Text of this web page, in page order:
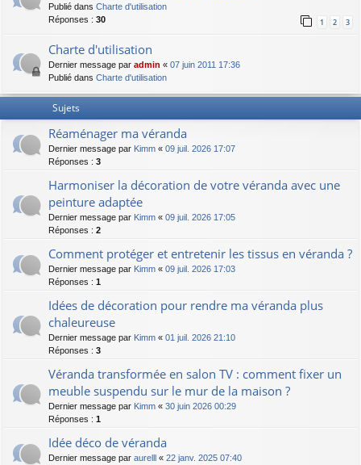
Publié dans Charte d'utilisation
Réponses : 30 1 2 3
Charte d'utilisation
Dernier message par admin « 07 juin 2011 17:36
Publié dans Charte d'utilisation
Sujets
Réaménager ma véranda
Dernier message par Kimm « 09 juil. 2026 17:07
Réponses : 3
Harmoniser la décoration de votre véranda avec une
peinture adaptée
Dernier message par Kimm « 09 juil. 2026 17:05
Réponses : 2
Comment protéger et entretenir les tissus en véranda ?
Dernier message par Kimm « 09 juil. 2026 17:03
Réponses : 1
Idées de décoration pour rendre ma véranda plus
chaleureuse
Dernier message par Kimm « 01 juil. 2026 21:10
Réponses : 3
Véranda transformée en salon TV : comment fixer un
meuble suspendu sur le mur de la maison ?
Dernier message par Kimm « 30 juin 2026 00:29
Réponses : 1
Idée déco de véranda
Dernier message par aurelll « 22 janv. 2025 07:40